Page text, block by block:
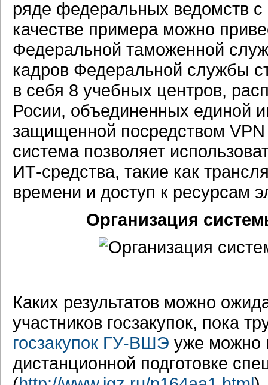
ряде федеральных ведомств с
качестве примера можно
Федеральной таможенной
кадров Федеральной службы
в себя 8 учебных центров,
Росии, объединенных единой
защищенной посредством
система позволяет
ИТ-средства, такие как
времени и доступ к ресурсам
Организация
Каких результатов можно
участников госзакупок, пока
госзакупок ГУ-ВШЭ уже можно
дистанционной подготовке